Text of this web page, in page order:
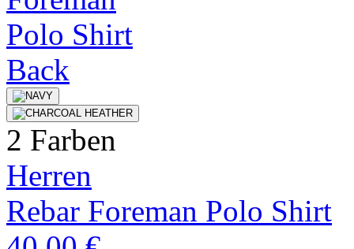
2 Farben
Herren
Rebar Foreman Polo Shirt